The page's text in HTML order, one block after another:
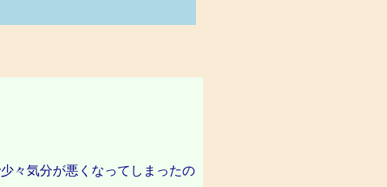
山」もどき（？）です
気分が悪くなってしまったの